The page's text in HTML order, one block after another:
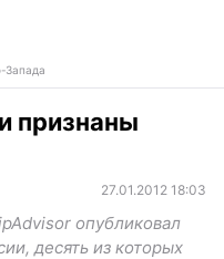
Запада
признаны
27.01.2012 18:03
опубликовал
десять из которых